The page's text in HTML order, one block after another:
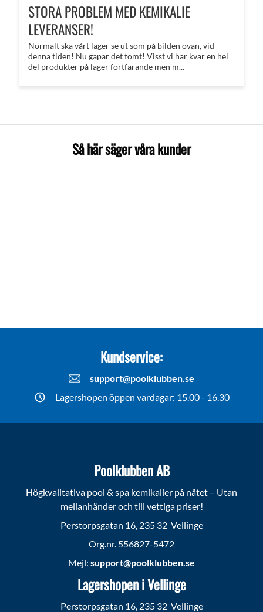
STORA PROBLEM MED KEMIKALIE
LEVERANSER!
Normalt ska vårt lager se ut som på bilden ovan, vid
denna tiden! Nu gapar det tomt! Visst vi har kvar en hel
del produkter på lager fortfarande men m...
Så här säger våra kunder
Kundservice:
support@poolklubben.se
Lagershopen öppen vardagar: 15.00 - 16.30
Poolklubben AB
Högkvalitativa pool & spa kemikalier på nätet – Utan
mellanhänder och till vettiga priser!
Perstorpsgatan 16, 235 32 Vellinge
Org.nr. 556827-5472
Mejl: support@poolklubben.se
Lagershopen i Vellinge
Perstorpsgatan 16, 235 32 Vellinge